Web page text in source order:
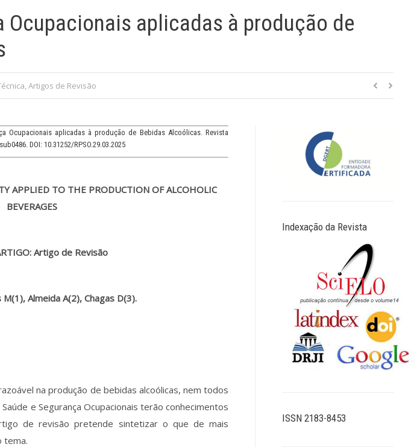
Ocupacionais aplicadas à produção de
,Artigos de Revisão
Ocupacionais aplicadas à produção de Bebidas Alcoólicas. Revista
DOI: 10.31252/RPSO.29.03.2025
APPLIED TO THE PRODUCTION OF ALCOHOLIC
BEVERAGES
Artigo de Revisão
M(1), Almeida A(2), Chagas D(3).
na produção de bebidas alcoólicas, nem todos
e Segurança Ocupacionais terão conhecimentos
de revisão pretende sintetizar o que de mais
tema.
Indexação da Revista
ISSN 2183-8453